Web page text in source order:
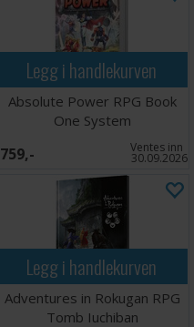
Legg i handlekurven
Absolute Power RPG Book
One System
759,- Ventes inn
30.09.2026
Legg i handlekurven
Adventures in Rokugan RPG
Tomb Iuchiban